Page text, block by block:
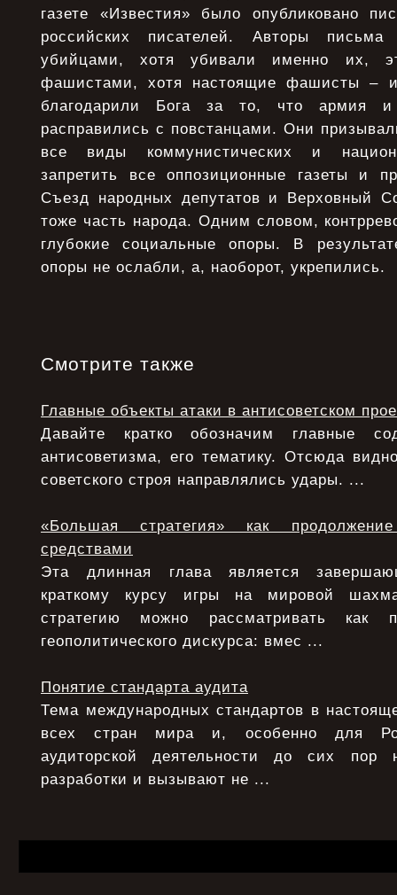
газете «Известия» было опубликовано
российских писателей. Авторы письма
убийцами, хотя убивали именно их,
фашистами, хотя настоящие фашисты
благодарили Бога за то, что армия и
расправились с повстанцами. Они
все виды коммунистических и
запретить все оппозиционные газеты и
Съезд народных депутатов и Верховный
тоже часть народа. Одним словом,
глубокие социальные опоры. В
опоры не ослабли, а, наоборот, укрепились.
Смотрите также
Главные объекты атаки в антисоветском
Давайте кратко обозначим главные
антисоветизма, его тематику. Отсюда
советского строя направлялись удары. ...
«Большая стратегия» как
средствами
Эта длинная глава является
краткому курсу игры на мировой
стратегию можно рассматривать как
геополитического дискурса: вмес ...
Понятие стандарта аудита
Тема международных стандартов в
всех стран мира и, особенно для
аудиторской деятельности до сих пор
разработки и вызывают не ...